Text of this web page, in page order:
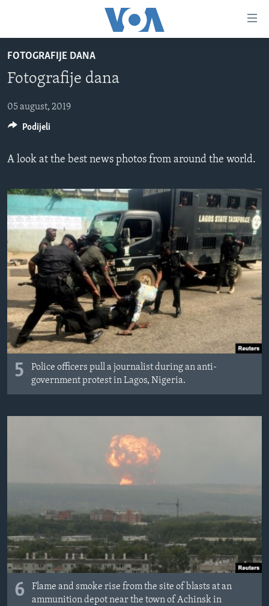
glavni
sadržaj
na
navigaciju
na
TV PROGRAM
VIDEO
FOTOGRAFIJE DANA
VIJESTI
SVIJET
NAUKA I TEHNOLOGIJA
KORUPCIJA
SLOBODA MEDIJA
ŽENSKA STRANA
IZBJEGLIČKA STRANA
MAGAZIN
O GLASU AMERIKE
Learning English
PRATITE NAS
FOTOGRAFIJE DANA
Fotografije dana
05 august, 2019
A look at the best news photos from around the world.
5
Police officers pull a journalist during an anti-
government protest in Lagos, Nigeria.
6
Flame and smoke rise from the site of blasts at an
ammunition depot near the town of Achinsk in
Podijeli